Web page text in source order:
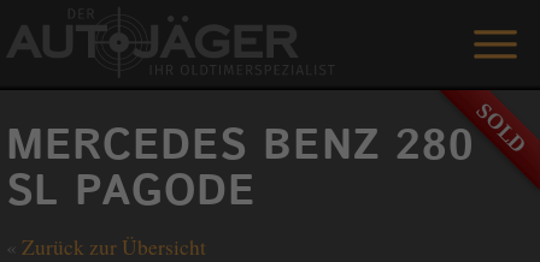
ANGEBOTE
LEISTUNGEN
REFERENZEN
MERCEDES BENZ 280
SL PAGODE
« Zurück zur Übersicht